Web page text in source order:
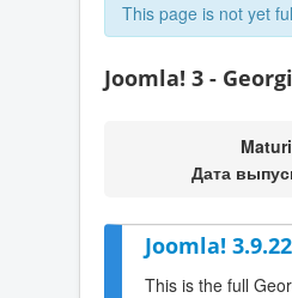
This page is not yet
Joomla! 3 -
Дата
Joomla!
This is the full